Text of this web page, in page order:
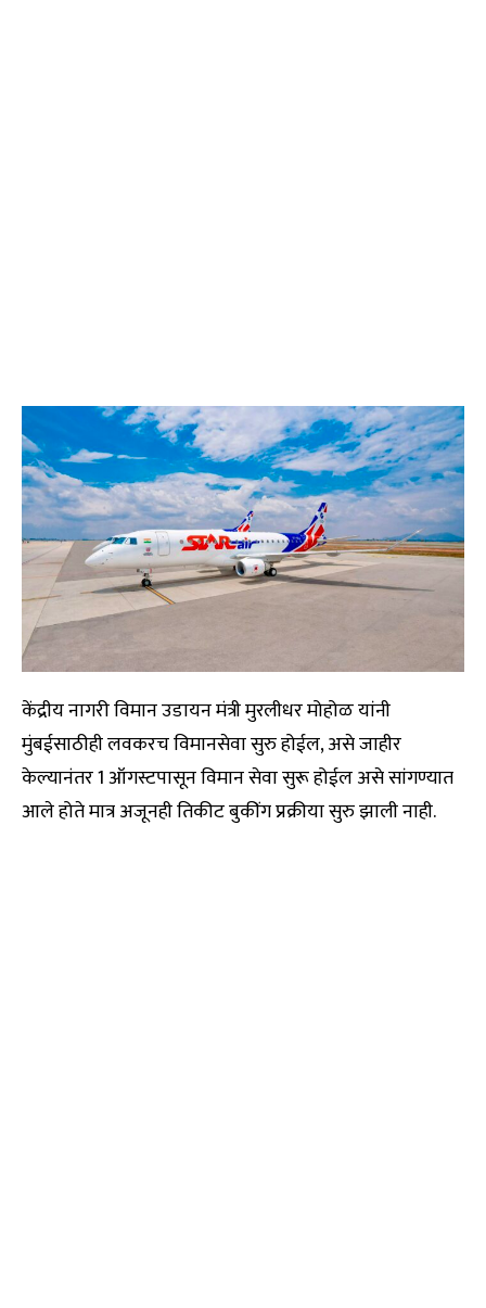
केंद्रीय नागरी विमान उडायन मंत्री मुरलीधर मोहोळ यांनी
मुंबईसाठीही लवकरच विमानसेवा सुरु होईल, असे जाहीर
केल्यानंतर 1 ऑगस्टपासून विमान सेवा सुरू होईल असे सांगण्यात
आले होते मात्र अजूनही तिकीट बुकींग प्रक्रीया सुरु झाली नाही.